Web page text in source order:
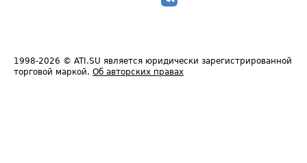
1998-2026 © ATI.SU является юридически зарегистрированной
торговой маркой. Об авторских правах